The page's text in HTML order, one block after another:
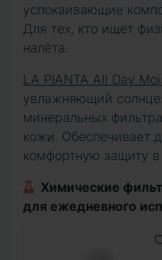
успокаивающие
Для тех, кто ищет
налёта.
LA PIANTA All Day
увлажняющий
минеральных
кожи. Обеспечивает
комфортную защиту в
Химические
для ежедневного